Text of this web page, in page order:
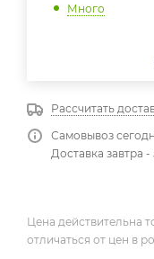
Много
Рассчитать
Самовывоз
Доставка завтра -
Цена действительна
отличаться от цен в